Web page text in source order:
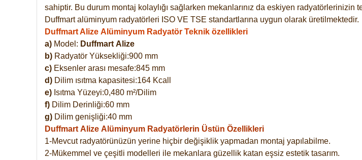
sahiptir. Bu durum montaj kolaylığı sağlarken mekanlarınız da eskiyen
Duffmart alüminyum radyatörleri ISO VE TSE standartlarına uygun olarak üretilmektedir.
Duffmart Alize Alüminyum Radyatör Teknik özellikleri
a) Model: Duffmart Alize
b) Radyatör Yüksekliği:900 mm
c) Eksenler arası mesafe:845 mm
d) Dilim ısıtma kapasitesi:164 Kcall
e) Isıtma Yüzeyi:0,480 m²/Dilim
f) Dilim Derinliği:60 mm
g) Dilim genişliği:40 mm
Duffmart Alize Alüminyum Radyatörlerin Üstün Özellikleri
1-Mevcut radyatörünüzün yerine hiçbir değişiklik yapmadan montaj yapılabilme.
2-Mükemmel ve çeşitli modelleri ile mekanlara güzellik katan eşsiz estetik tasarım.